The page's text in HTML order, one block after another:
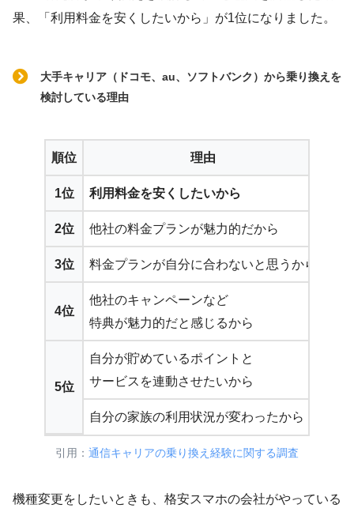
果、「利用料金を安くしたいから」が1位になりました。
大手キャリア（ドコモ、au、ソフトバンク）から乗り換えを
検討している理由
順位 理由
1位 利用料金を安くしたいから
2位 他社の料金プランが魅力的だから
3位 料金プランが自分に合わないと思うから
4位
他社のキャンペーンなど
特典が魅力的だと感じるから
5位
自分が貯めているポイントと
サービスを連動させたいから
自分の家族の利用状況が変わったから
引用： 通信キャリアの乗り換え経験に関する調査
機種変更をしたいときも、格安スマホの会社がやっている